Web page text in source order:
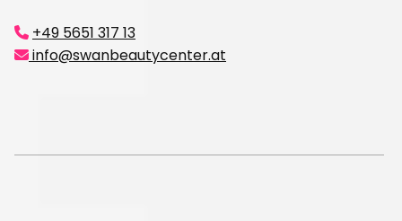
 +49 5651 317 13
 info@swanbeautycenter.at